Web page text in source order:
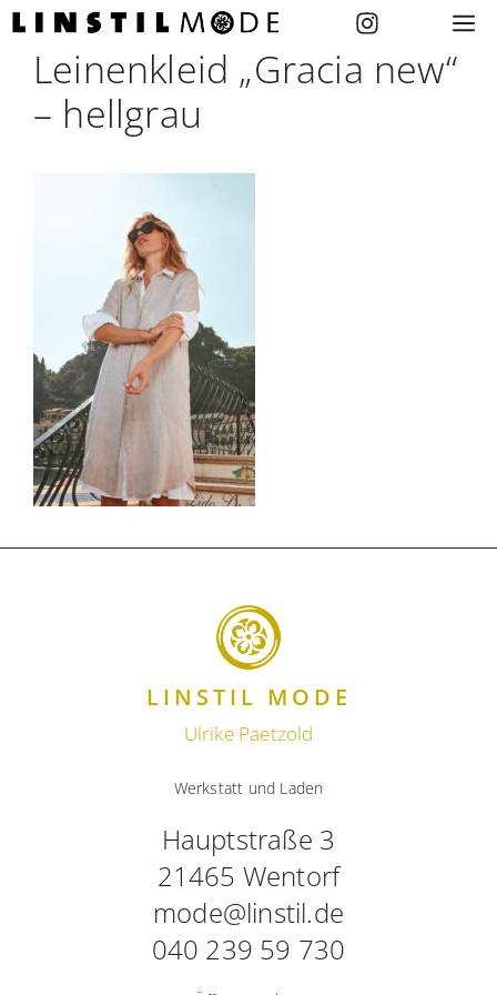
Zum
springenLeinenkleid „Gracia new“
– hellgrau
Werkstatt und Laden
Hauptstraße 3
21465 Wentorf
mode@linstil.de
040 239 59 730
LINSTIL MODE
Ulrike Paetzold